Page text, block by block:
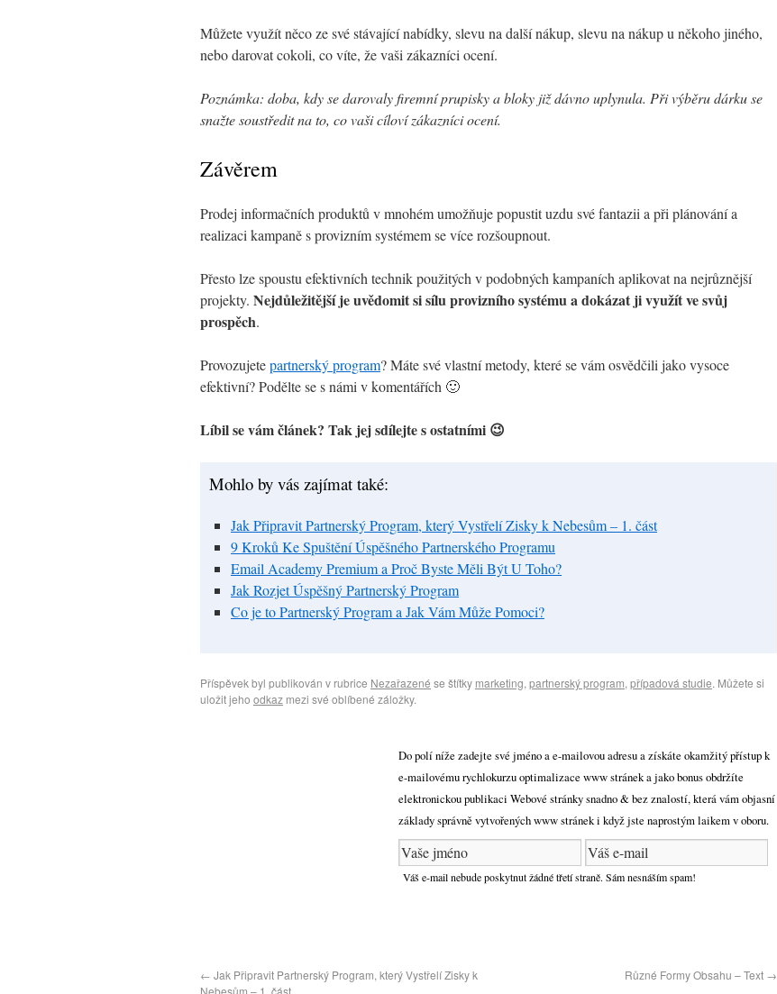
Můžete využít něco ze své stávající nabídky, slevu na další nákup, slevu na nákup u někoho jiného,
nebo darovat cokoli, co víte, že vaši zákazníci ocení.
Poznámka: doba, kdy se darovaly firemní prupisky a bloky již dávno uplynula. Při výběru dárku se
snažte soustředit na to, co vaši cíloví zákazníci ocení.
Závěrem
Prodej informačních produktů v mnohém umožňuje popustit uzdu své fantazii a při plánování a
realizaci kampaně s provizním systémem se více rozšoupnout.
Přesto lze spoustu efektivních technik použitých v podobných kampaních aplikovat na nejrůznější
projekty. Nejdůležitější je uvědomit si sílu provizního systému a dokázat ji využít ve svůj
prospěch.
Provozujetepartnerský program? Máte své vlastní metody, které se vám osvědčili jako vysoce
efektivní? Podělte se s námi v komentářích 🙂
Líbil se vám článek? Tak jej sdílejte s ostatními 😉
Mohlo by vás zajímat také:
Jak Připravit Partnerský Program, který Vystřelí Zisky k Nebesům – 1. část
9 Kroků Ke Spuštění Úspěšného Partnerského Programu
Email Academy Premium a Proč Byste Měli Být U Toho?
Jak Rozjet Úspěšný Partnerský Program
Co je to Partnerský Program a Jak Vám Může Pomoci?
Příspěvek byl publikován v rubrice Nezařazené se štítky marketing, partnerský program, případová studie. Můžete si
uložit jeho odkaz mezi své oblíbené záložky.
Do polí níže zadejte své jméno a e-mailovou adresu a získáte okamžitý přístup k
e-mailovému rychlokurzu optimalizace www stránek a jako bonus obdržíte
elektronickou publikaci Webové stránky snadno & bez znalostí, která vám objasní
základy správně vytvořených www stránek i když jste naprostým laikem v oboru.
Váš e-mail nebude poskytnut žádné třetí straně. Sám nesnáším spam!
← Jak Připravit Partnerský Program, který Vystřelí Zisky k
Nebesům – 1. část
Různé Formy Obsahu – Text →